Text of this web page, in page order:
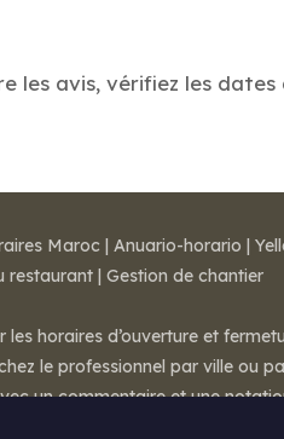
les avis, vérifiez les
Maroc | Anuario-horario |
restaurant | Gestion de chantier
horaires d’ouverture et
le professionnel par ville ou
un commentaire et une